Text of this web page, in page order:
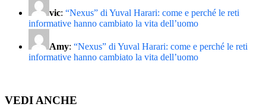
vic: “Nexus” di Yuval Harari: come e perché le reti
informative hanno cambiato la vita dell’uomo
Amy: “Nexus” di Yuval Harari: come e perché le reti
informative hanno cambiato la vita dell’uomo
VEDI ANCHE